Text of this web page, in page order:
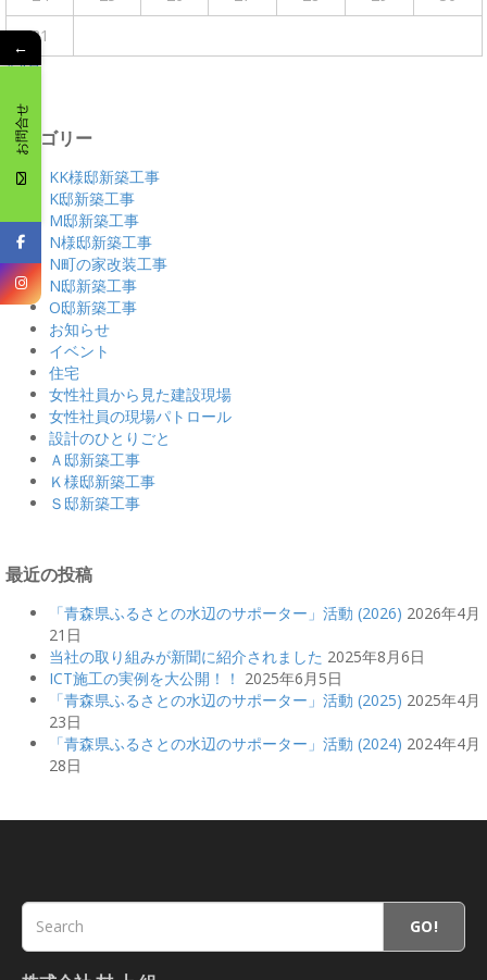
31
« 4月
カテゴリー
KK様邸新築工事
K邸新築工事
M邸新築工事
N様邸新築工事
N町の家改装工事
N邸新築工事
O邸新築工事
お知らせ
イベント
住宅
女性社員から見た建設現場
女性社員の現場パトロール
設計のひとりごと
Ａ邸新築工事
Ｋ様邸新築工事
Ｓ邸新築工事
最近の投稿
「青森県ふるさとの水辺のサポーター」活動 (2026) 2026年4月
21日
当社の取り組みが新聞に紹介されました 2025年8月6日
ICT施工の実例を大公開！！ 2025年6月5日
「青森県ふるさとの水辺のサポーター」活動 (2025) 2025年4月
23日
「青森県ふるさとの水辺のサポーター」活動 (2024) 2024年4月
28日
GO!
←
お問合せ